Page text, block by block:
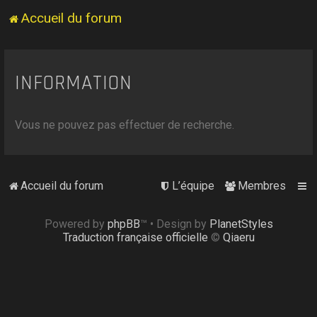
Accueil du forum
INFORMATION
Vous ne pouvez pas effectuer de recherche.
Accueil du forum Membres
L’équipe
Powered by phpBB™ • Design by PlanetStyles
Traduction française officielle © Qiaeru